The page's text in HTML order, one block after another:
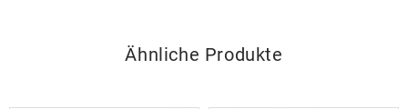
Ähnliche Produkte